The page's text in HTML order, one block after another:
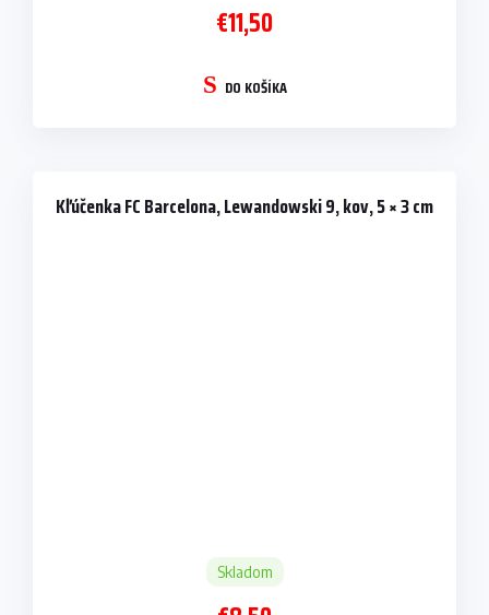
€11,50
DO KOŠÍKA
Kľúčenka FC Barcelona, Lewandowski 9, kov, 5 × 3 cm
Skladom